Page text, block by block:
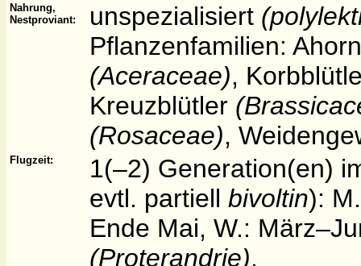
Nahrung,
Nestproviant:
unspezialisiert
Pflanzenfamilien:
(Aceraceae),
Kreuzblütler
(Rosaceae),
Flugzeit:
1(–2) Generation(en)
evtl. partiell bivoltin):
Ende Mai, W.:
(Proterandrie).